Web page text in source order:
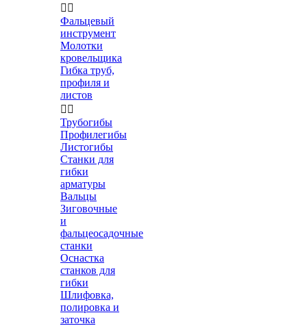
 
Фальцевый
инструмент
Молотки
кровельщика
Гибка труб,
профиля и
листов
 
Трубогибы
Профилегибы
Листогибы
Станки для
гибки
арматуры
Вальцы
Зиговочные
и
фальцеосадочные
станки
Оснастка
станков для
гибки
Шлифовка,
полировка и
заточка